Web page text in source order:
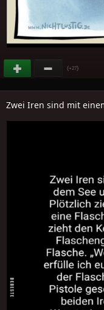
(+27)
Zwei Iren sind mit